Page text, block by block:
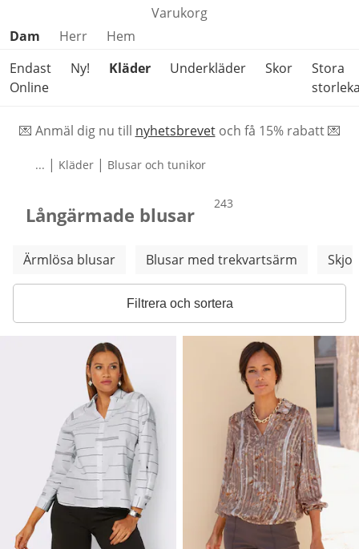
Varukorg
Hoppa över produktkategorier
Dam Herr
Hem
Endast
Online
Ny! Kläder Underkläder Skor
Stora
💌 Anmäl dig nu till nyhetsbrevetoch få 15% rabatt 💌
... | Kläder | Blusar och tunikor
Långärmade blusar produkter
243
Hoppa över fler kategorier
Ärmlösa blusar Blusar med trekvartsärm
Filtrera och sortera